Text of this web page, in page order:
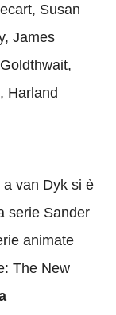
Susan
James
Harland
van Dyk si è
serie Sander
animate
The New